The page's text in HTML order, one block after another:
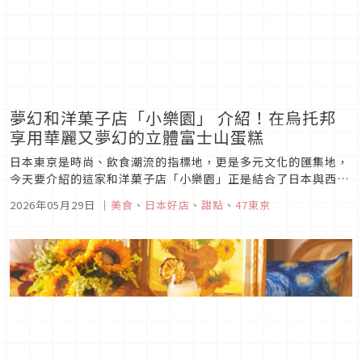
夢幻和洋菓子店「小樂園」 介紹！在烏托邦
享用華麗又夢幻的立體富士山蛋糕
日本東京是時尚、飲食潮流的指標地，更是多元文化的匯集地，
今天要介紹的這家和洋菓子店「小樂園」正是結合了日本與西洋
其招牌商品更是精緻得令人讚嘆，現在就一起來看看「小樂園」
2026年05月29日 ｜ 美食 、 日本好店 、 甜點 、 47東京